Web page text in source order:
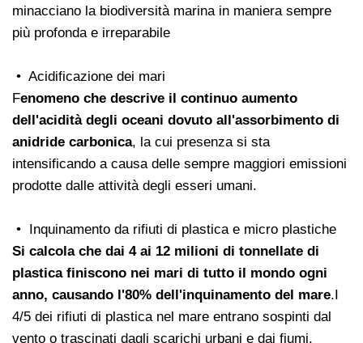
minacciano la biodiversità marina in maniera sempre
più profonda e irreparabile
• Acidificazione dei mari
Fenomeno che descrive il continuo aumento
dell'acidità degli oceani dovuto all'assorbimento di
anidride carbonica, la cui presenza si sta
intensificando a causa delle sempre maggiori emissioni
prodotte dalle attività degli esseri umani.
• Inquinamento da rifiuti di plastica e micro plastiche
Si calcola che dai 4 ai 12 milioni di tonnellate di
plastica finiscono nei mari di tutto il mondo ogni
anno, causando l'80% dell'inquinamento del mare.I
4/5 dei rifiuti di plastica nel mare entrano sospinti dal
vento o trascinati dagli scarichi urbani e dai fiumi.